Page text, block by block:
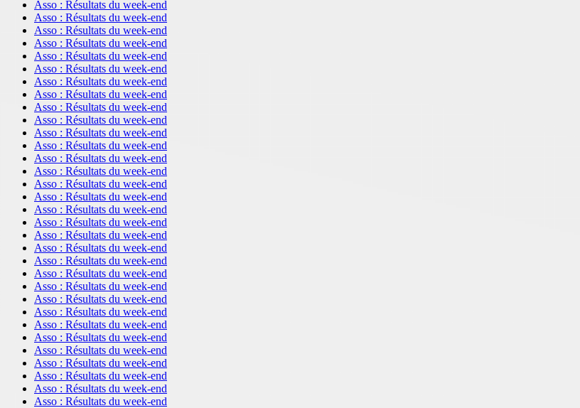
Asso : Résultats du week-end
Asso : Résultats du week-end
Asso : Résultats du week-end
Asso : Résultats du week-end
Asso : Résultats du week-end
Asso : Résultats du week-end
Asso : Résultats du week-end
Asso : Résultats du week-end
Asso : Résultats du week-end
Asso : Résultats du week-end
Asso : Résultats du week-end
Asso : Résultats du week-end
Asso : Résultats du week-end
Asso : Résultats du week-end
Asso : Résultats du week-end
Asso : Résultats du week-end
Asso : Résultats du week-end
Asso : Résultats du week-end
Asso : Résultats du week-end
Asso : Résultats du week-end
Asso : Résultats du week-end
Asso : Résultats du week-end
Asso : Résultats du week-end
Asso : Résultats du week-end
Asso : Résultats du week-end
Asso : Résultats du week-end
Asso : Résultats du week-end
Asso : Résultats du week-end
Asso : Résultats du week-end
Asso : Résultats du week-end
Asso : Résultats du week-end
Asso : Résultats du week-end